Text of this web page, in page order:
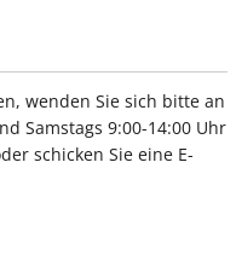
Exklusive Rabatte
wenden Sie sich bitte an
Samstags 9:00-14:00 Uhr
schicken Sie eine E-